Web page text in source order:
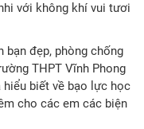
với không khí vui tươi
bạn đẹp, phòng chống
THPT Vĩnh Phong
hiểu biết về bạo lực học
cho các em các biện